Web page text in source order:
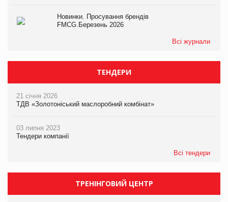
Новинки. Просування брендів
FMCG.Березень 2026
Всі журнали
ТЕНДЕРИ
21 січня 2026
ТДВ «Золотоніський маслоробний комбінат»
03 липня 2023
Тендери компанії
Всі тендери
ТРЕНІНГОВИЙ ЦЕНТР